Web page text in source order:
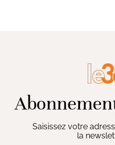
Saisissez votre
la